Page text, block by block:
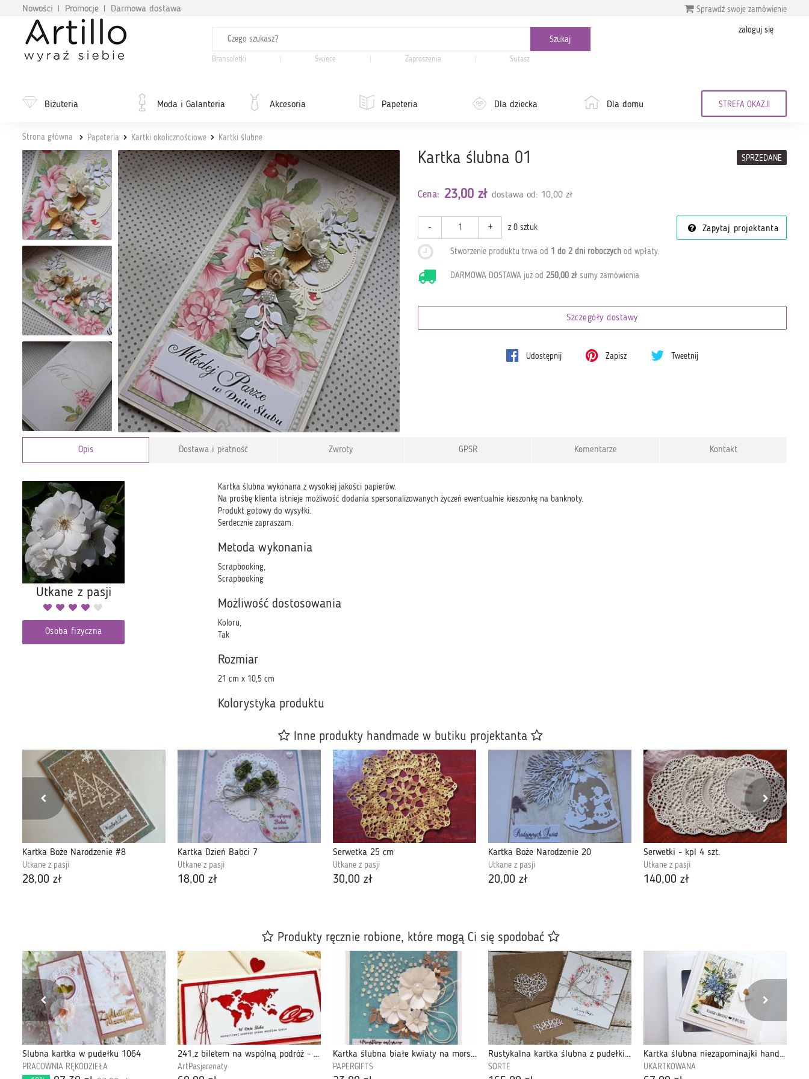
Nowości Promocje Darmowa dostawa Sprawdź swoje zamówienie
Bransoletki Świece Zaproszenia Sutasz
zaloguj się
Biżuteria Moda i Galanteria Akcesoria Papeteria Dla dziecka Dla domu STREFA OKAZJI
Strona główna Papeteria Kartki okolicznościowe Kartki ślubne
Kartka ślubna 01 SPRZEDANE
Cena: 23,00 zł dostawa od: 10,00 zł
- + z 0 sztuk Zapytaj projektanta
Stworzenie produktu trwa od 1 do 2 dni roboczychod wpłaty.
DARMOWA DOSTAWA już od 250,00 złsumy zamówienia
Szczegóły dostawy
Udostępnij Zapisz Tweetnij
Opis Dostawa i płatność Zwroty GPSR Komentarze Kontakt
Kartka ślubna wykonana z wysokiej jakości papierów.
Na prośbę klienta istnieje możliwość dodania spersonalizowanych życzeń ewentualnie kieszonkę na banknoty.
Produkt gotowy do wysyłki.
Serdecznie zapraszam.
Metoda wykonania
Scrapbooking,
Scrapbooking
Możliwość dostosowania
Koloru,
Tak
Rozmiar
21 cm x 10,5 cm
Kolorystyka produktu
Utkane z pasji
Osoba fizyczna
Inne produkty handmade w butiku projektanta
Kartka Boże Narodzenie #8
Utkane z pasji
28,00 zł
Kartka Dzień Babci 7
Utkane z pasji
18,00 zł
Serwetka 25 cm
Utkane z pasji
30,00 zł
Kartka Boże Narodzenie 20
Utkane z pasji
20,00 zł
Serwetki - kpl 4 szt.
Utkane z pasji
140,00 zł
Produkty ręcznie robione, które mogą Ci się spodobać
Ślubna kartka w pudełku 1064
PRACOWNIA RĘKODZIEŁA
241,z biletem na wspólną podróż - kartka na ślub dodatkiem czerwieni
ArtPasjerenaty
Kartka ślubna białe kwiaty na morskim tle
PAPERGIFTS
Rustykalna kartka ślubna z pudełkiem 3dsw
SORTE
Kartka ślubna niezapominajki handmade pudełko
UKARTKOWANA